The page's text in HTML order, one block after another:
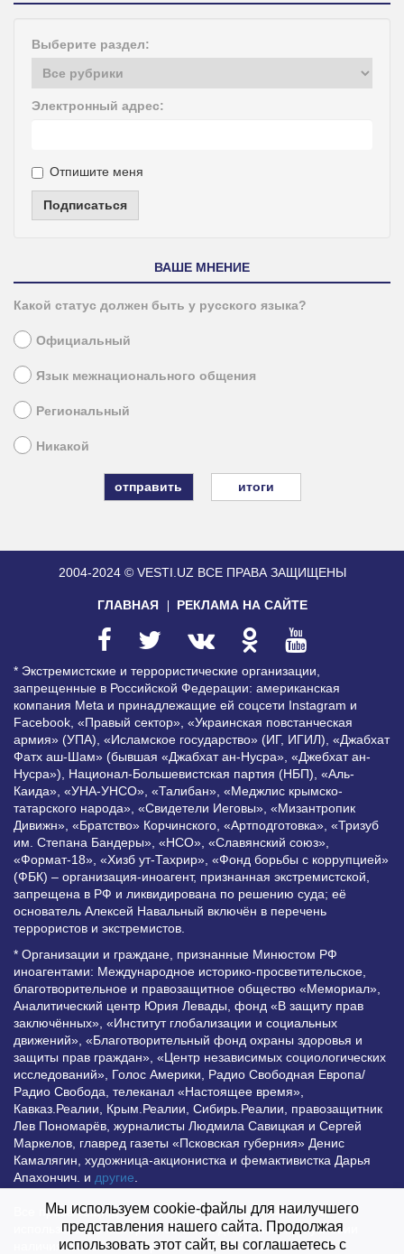
Выберите раздел:
Электронный адрес:
Отпишите меня
Подписаться
ВАШЕ МНЕНИЕ
Какой статус должен быть у русского языка?
Официальный
Язык межнационального общения
Региональный
Никакой
итоги
2004-2024 © VESTI.UZ ВСЕ ПРАВА ЗАЩИЩЕНЫ
ГЛАВНАЯ РЕКЛАМА НА САЙТЕ
* Экстремистские и террористические организации,
запрещенные в Российской Федерации: американская
компания Meta и принадлежащие ей соцсети Instagram и
Facebook, «Правый сектор», «Украинская повстанческая
армия» (УПА), «Исламское государство» (ИГ, ИГИЛ), «Джабхат
Фатх аш-Шам» (бывшая «Джабхат ан-Нусра», «Джебхат ан-
Нусра»), Национал-Большевистская партия (НБП), «Аль-
Каида», «УНА-УНСО», «Талибан», «Меджлис крымско-
татарского народа», «Свидетели Иеговы», «Мизантропик
Дивижн», «Братство» Корчинского, «Артподготовка», «Тризуб
им. Степана Бандеры», «НСО», «Славянский союз»,
«Формат-18», «Хизб ут-Тахрир», «Фонд борьбы с коррупцией»
(ФБК) – организация-иноагент, признанная экстремистской,
запрещена в РФ и ликвидирована по решению суда; её
основатель Алексей Навальный включён в перечень
террористов и экстремистов.
* Организации и граждане, признанные Минюстом РФ
иноагентами: Международное историко-просветительское,
благотворительное и правозащитное общество «Мемориал»,
Аналитический центр Юрия Левады, фонд «В защиту прав
заключённых», «Институт глобализации и социальных
движений», «Благотворительный фонд охраны здоровья и
защиты прав граждан», «Центр независимых социологических
исследований», Голос Америки, Радио Свободная Европа/
Радио Свобода, телеканал «Настоящее время»,
Кавказ.Реалии, Крым.Реалии, Сибирь.Реалии, правозащитник
Лев Пономарёв, журналисты Людмила Савицкая и Сергей
Маркелов, главред газеты «Псковская губерния» Денис
Камалягин, художница-акционистка и фемактивистка Дарья
Апахончич. и другие
Все права защищены и охраняются законом. Любое
использование материалов сайта допустимо при условии
наличия активной гиперссылки на Vesti.UZ.
Мы используем cookie-файлы для наилучшего
представления нашего сайта. Продолжая
использовать этот сайт, вы соглашаетесь с